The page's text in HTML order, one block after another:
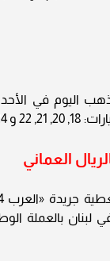
اليوم في
قيراط.
العماني
الوطنية